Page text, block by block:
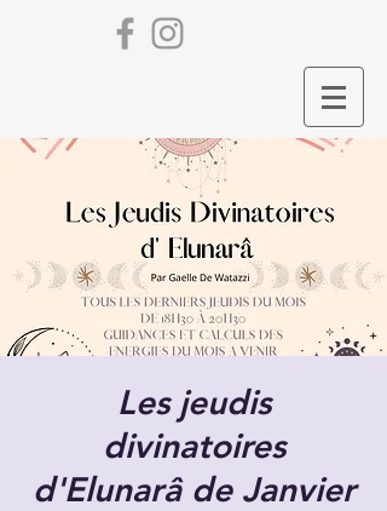
Les jeudis
divinatoires
d'Elunarâ de Janvier